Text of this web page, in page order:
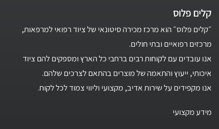
קלים פלוס
״קלים פלוס״ הוא מרכז מכירה סיטונאי של ציוד רפואי למרפאות,
מרכזים רפואיים ובתי חולים.
אנו עובדים עם לקוחות רבים ברחבי כל הארץ ומספקים להם ציוד
איכותי, ייעוץ והתאמה של מוצרים בהתאם לצרכים שלהם.
אנו מקפידים על שירות אדיב, מקצועי וליווי צמוד לכל לקוח.
מידע מקצועי